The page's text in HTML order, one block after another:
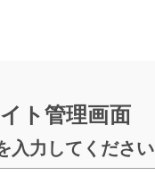
ト管理画面
入力してください